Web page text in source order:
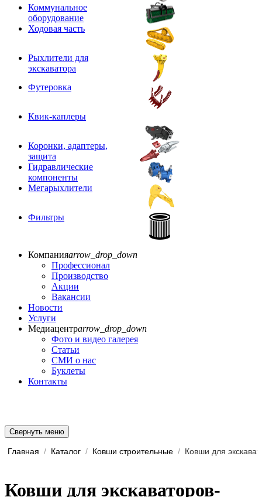
Коммунальное
оборудование
Ходовая часть
Рыхлители для
экскаватора
Футеровка
Квик-каплеры
Коронки, адаптеры,
защита
Гидравлические
компоненты
Мегарыхлители
Фильтры
Компанияarrow_drop_down
Профессионал
Производство
Акции
Вакансии
Новости
Услуги
Медиацентрarrow_drop_down
Фото и видео галерея
Статьи
СМИ о нас
Буклеты
Контакты
Свернуть меню
Главная / Каталог / Ковши строительные / Ковши для
Ковши для экскаваторов-